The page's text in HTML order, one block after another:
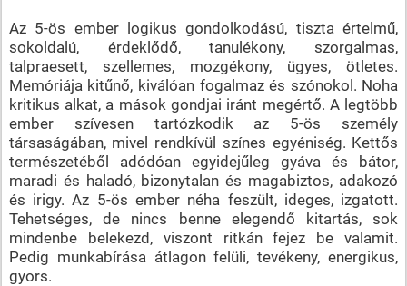
Az 5-ös ember logikus gondolkodású, tiszta értelmű,
sokoldalú, érdeklődő, tanulékony, szorgalmas,
talpraesett, szellemes, mozgékony, ügyes, ötletes.
Memóriája kitűnő, kiválóan fogalmaz és szónokol. Noha
kritikus alkat, a mások gondjai iránt megértő. A legtöbb
ember szívesen tartózkodik az 5-ös személy
társaságában, mivel rendkívül színes egyéniség. Kettős
természetéből adódóan egyidejűleg gyáva és bátor,
maradi és haladó, bizonytalan és magabiztos, adakozó
és irigy. Az 5-ös ember néha feszült, ideges, izgatott.
Tehetséges, de nincs benne elegendő kitartás, sok
mindenbe belekezd, viszont ritkán fejez be valamit.
Pedig munkabírása átlagon felüli, tevékeny, energikus,
gyors.